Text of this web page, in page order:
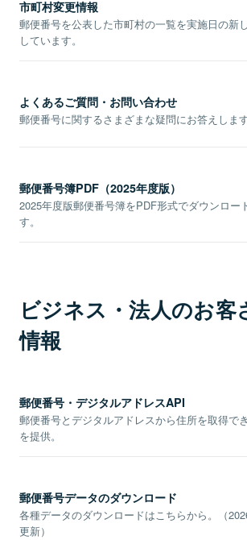
市町村変更情報
郵便番号を公表した市町村の一覧を実施日の新
しています。
よくあるご質問・お問い合わせ
郵便番号に関するさまざまな疑問にお答えします
郵便番号簿PDF（2025年度版）
2025年度版郵便番号簿をPDF形式でダウンロー
す。
ビジネス・法人のお客
情報
郵便番号・デジタルアドレスAPI
郵便番号とデジタルアドレスから住所を取得で
を提供。
郵便番号データのダウンロード
各種データのダウンロードはこちらから。（
更新）